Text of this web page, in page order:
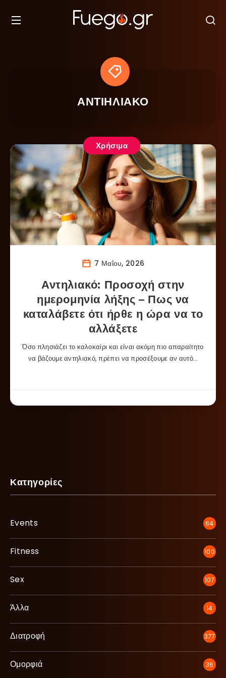
ΑΝΤΙΗΛΙΑΚΟ
Χρήσιμα
7 Μαΐου, 2026
Αντηλιακό: Προσοχή στην
ημερομηνία λήξης – Πως να
καταλάβετε ότι ήρθε η ώρα να το
αλλάξετε
Όσο πλησιάζει το καλοκαίρι και είναι ακόμη πιο απαραίτητο
να βάζουμε αντηλιακό, πρέπει να προσέξουμε αν αυτό…
Κατηγορίες
Events 64
Fitness 100
Sex 107
Άλλα 14
Διατροφή 377
Ομορφιά 36